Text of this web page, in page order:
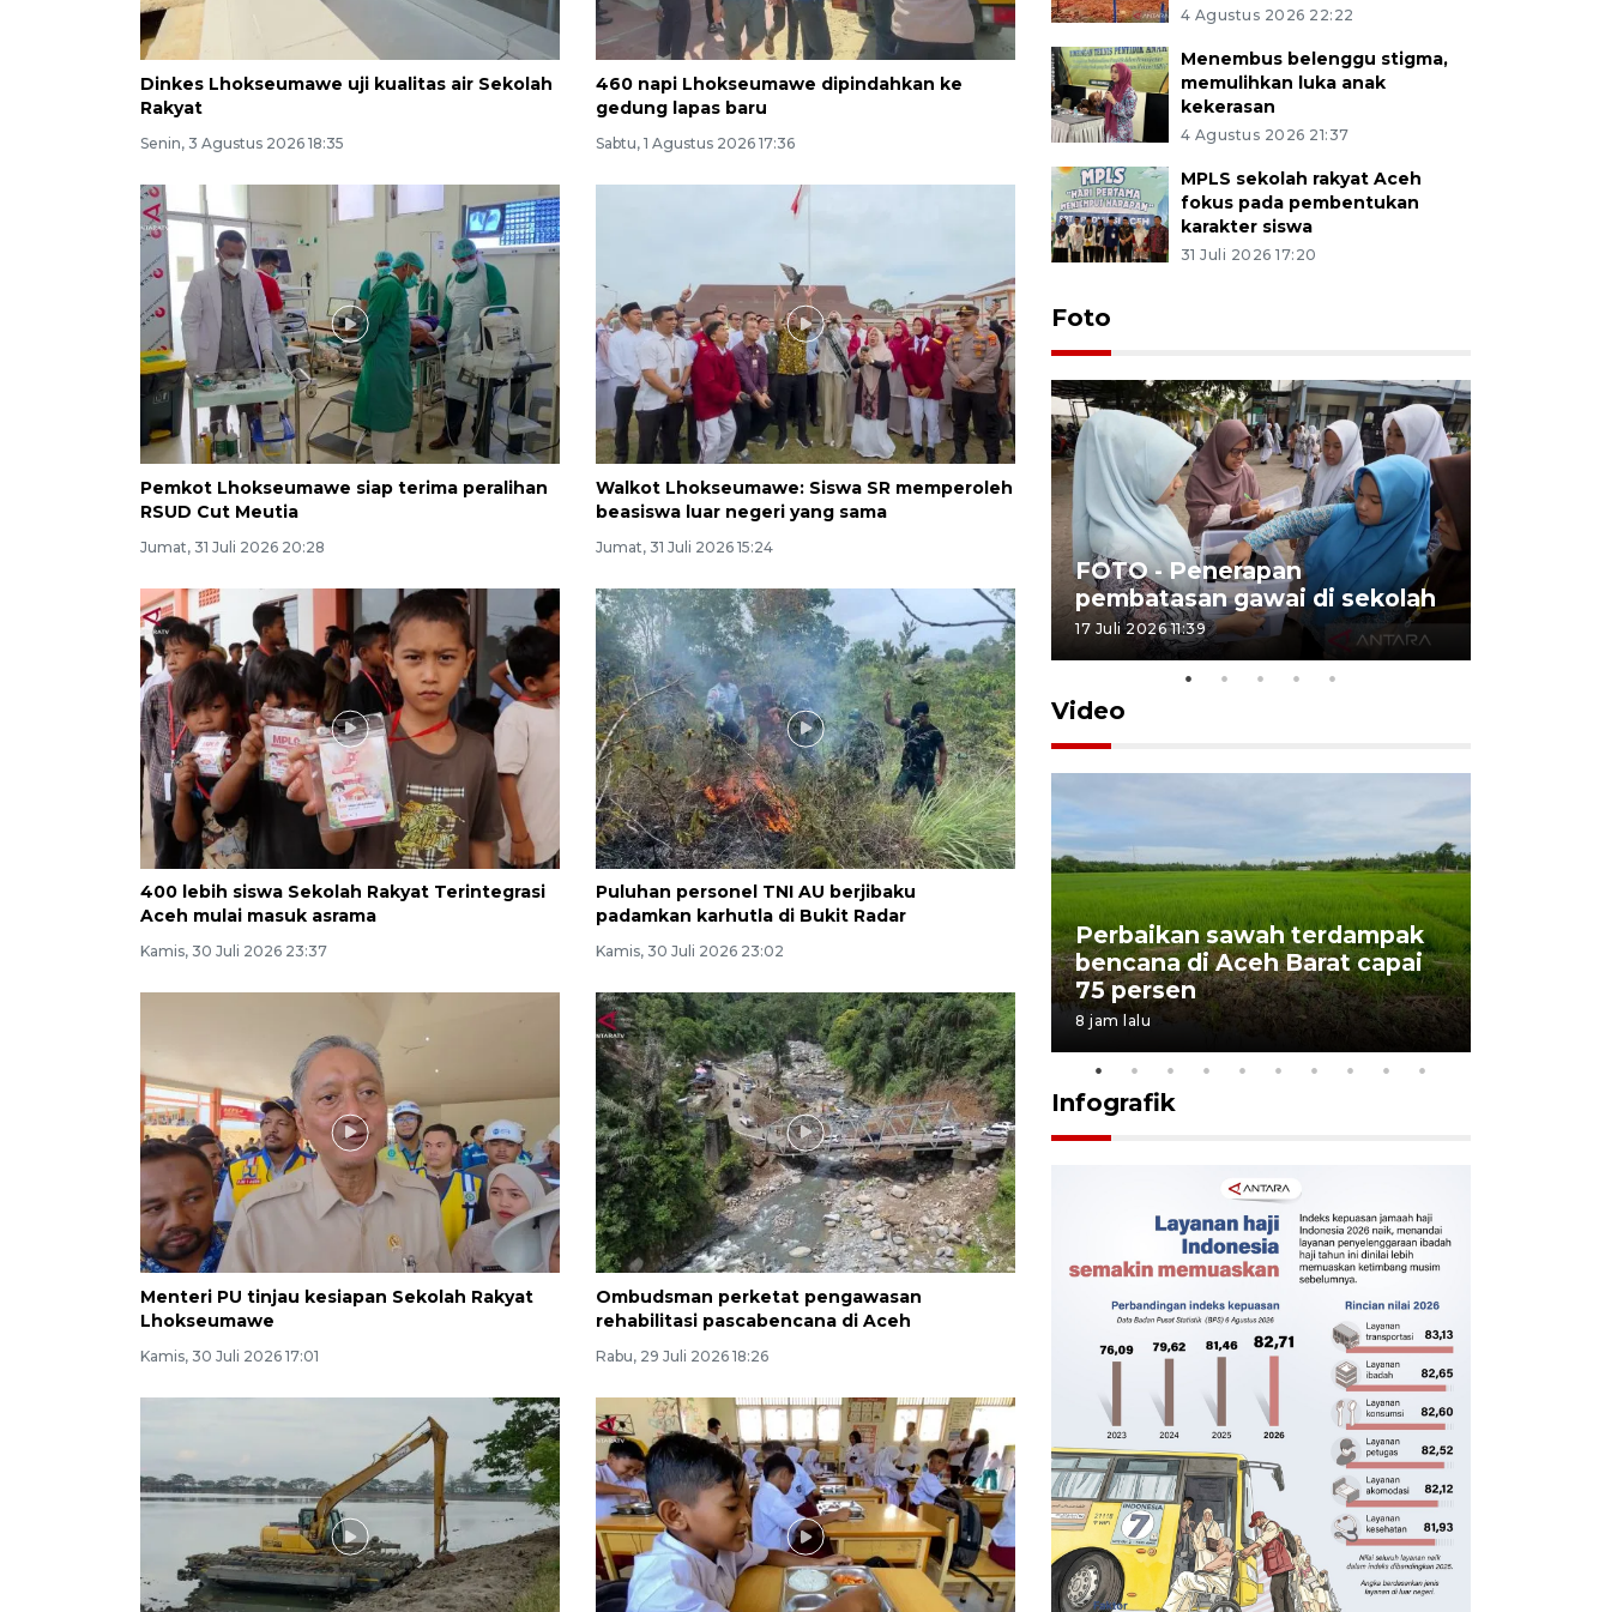
Dinkes Lhokseumawe uji kualitas air Sekolah
Rakyat
Senin, 3 Agustus 2026 18:35
460 napi Lhokseumawe dipindahkan ke
gedung lapas baru
Sabtu, 1 Agustus 2026 17:36
Pemkot Lhokseumawe siap terima peralihan
RSUD Cut Meutia
Jumat, 31 Juli 2026 20:28
Walkot Lhokseumawe: Siswa SR memperoleh
beasiswa luar negeri yang sama
Jumat, 31 Juli 2026 15:24
400 lebih siswa Sekolah Rakyat Terintegrasi
Aceh mulai masuk asrama
Kamis, 30 Juli 2026 23:37
Puluhan personel TNI AU berjibaku
padamkan karhutla di Bukit Radar
Kamis, 30 Juli 2026 23:02
Menteri PU tinjau kesiapan Sekolah Rakyat
Lhokseumawe
Kamis, 30 Juli 2026 17:01
Ombudsman perketat pengawasan
rehabilitasi pascabencana di Aceh
Rabu, 29 Juli 2026 18:26
4 Agustus 2026 22:22
Menembus belenggu stigma,
memulihkan luka anak
kekerasan
4 Agustus 2026 21:37
MPLS sekolah rakyat Aceh
fokus pada pembentukan
karakter siswa
31 Juli 2026 17:20
Foto
Sabang meningkat
2 Juni 2026 10:33
FOTO - Penerapan
pembatasan gawai di sekolah
17 Juli 2026 11:39
Video
Kepolisian latih siswa Sekolah
Rakyat Lhokseumawe
3 Agustus 2026 19:15
Perbaikan sawah terdampak
bencana di Aceh Barat capai
75 persen
8 jam lalu
Infografik